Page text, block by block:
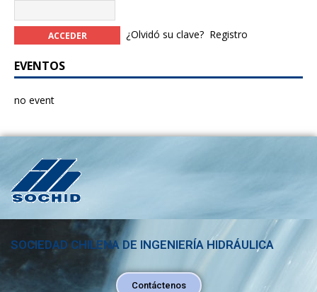
¿Olvidó su clave? Registro
EVENTOS
no event
SOCIEDAD CHILENA DE INGENIERÍA HIDRÁULICA
Contáctenos